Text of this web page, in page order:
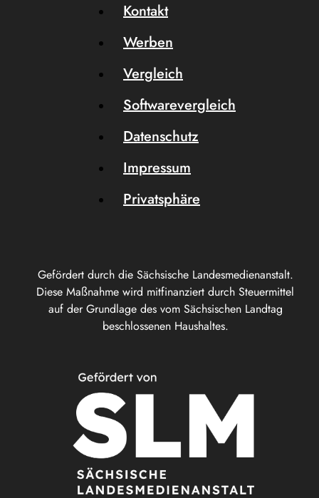
Gefördert durch die Sächsische Landesmedienanstalt.
Diese Maßnahme wird mitfinanziert durch Steuermittel
auf der Grundlage des vom Sächsischen Landtag
beschlossenen Haushaltes.
Kontakt
Werben
Vergleich
Softwarevergleich
Datenschutz
Impressum
Privatsphäre